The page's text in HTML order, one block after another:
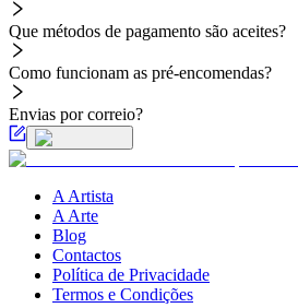
Que métodos de pagamento são aceites?
Como funcionam as pré-encomendas?
Envias por correio?
A Artista
A Arte
Blog
Contactos
Política de Privacidade
Termos e Condições